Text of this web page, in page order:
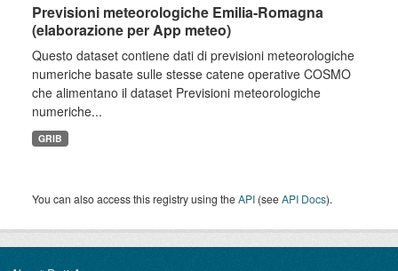
Previsioni meteorologiche Emilia-Romagna
(elaborazione per App meteo)
Questo dataset contiene dati di previsioni meteorologiche
numeriche basate sulle stesse catene operative COSMO
che alimentano il dataset Previsioni meteorologiche
numeriche...
GRIB
You can also access this registry using theAPI (seeAPI Docs).